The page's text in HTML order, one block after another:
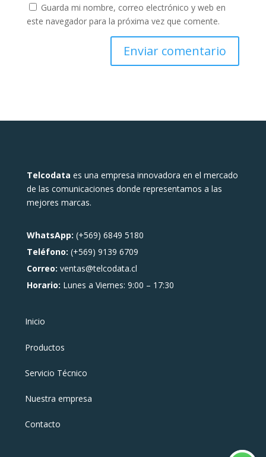
Guarda mi nombre, correo electrónico y web en
este navegador para la próxima vez que comente.
Telcodata es una empresa innovadora en el mercado
de las comunicaciones donde representamos a las
mejores marcas.
WhatsApp: (+569) 6849 5180
Teléfono: (+569) 9139 6709
Correo: ventas@telcodata.cl
Horario: Lunes a Viernes: 9:00 – 17:30
Inicio
Productos
Servicio Técnico
Nuestra empresa
Contacto